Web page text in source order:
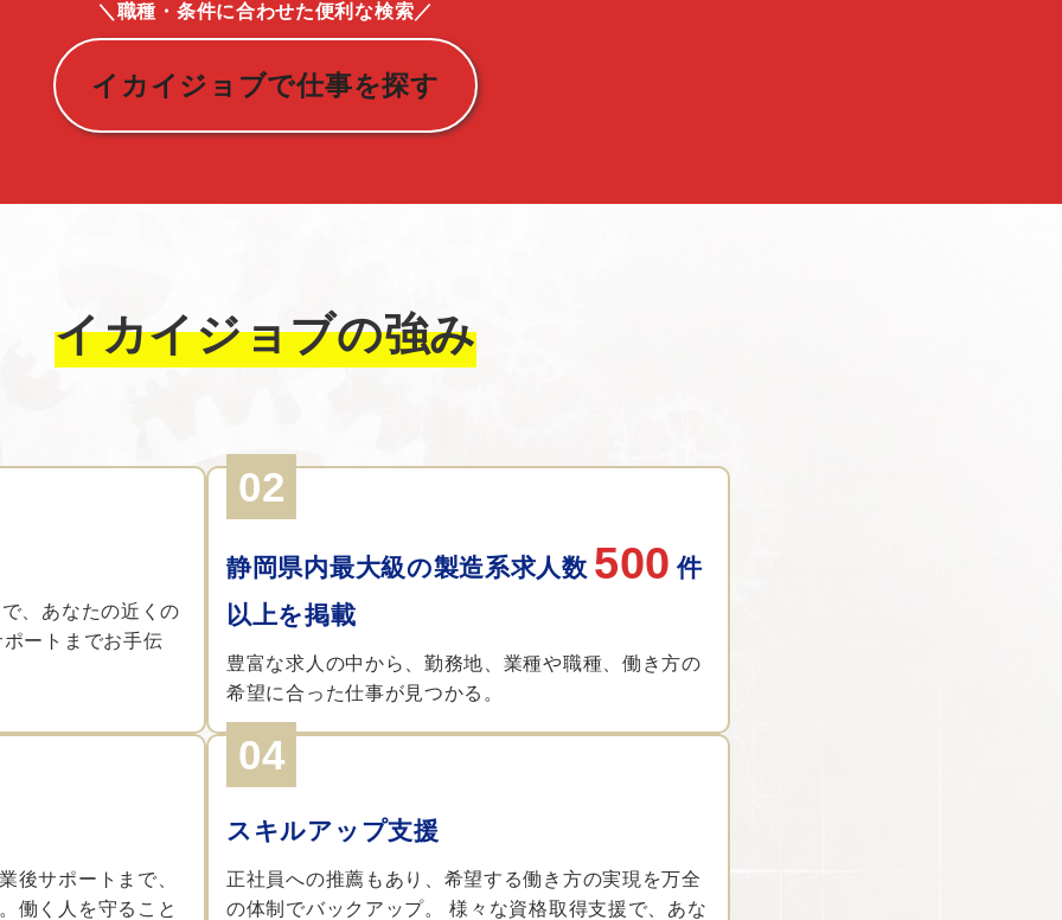
＼職種・条件に合わせた便利な検索／
イカイジョブで仕事を探す
イカイジョブの強み
、あなたの近くの
ートまでお手伝
02
静岡県内最大級の製造系求人数 500 件
以上を掲載
豊富な求人の中から、勤務地、業種や職種、働き方の
希望に合った仕事が見つかる。
後サポートまで、
働く人を守ること
04
スキルアップ支援
正社員への推薦もあり、希望する働き方の実現を万全
の体制でバックアップ。 様々な資格取得支援で、あな